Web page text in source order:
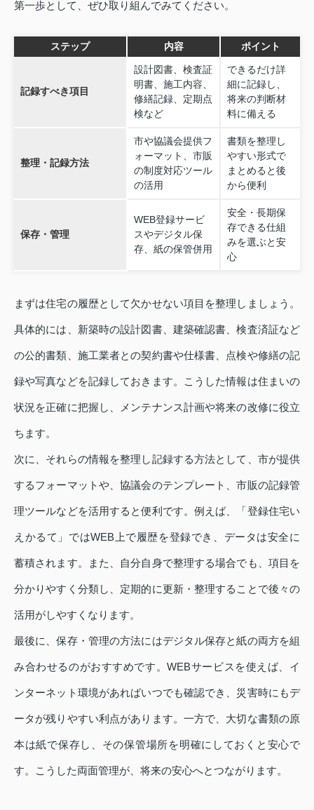
第一歩として、ぜひ取り組んでみてください。
ステップ 内容 ポイント
記録すべき項目
設計図書、検査証
明書、施工内容、
修繕記録、定期点
検など
できるだけ詳
細に記録し、
将来の判断材
料に備える
整理・記録方法
市や協議会提供フ
ォーマット、市販
の制度対応ツール
の活用
書類を整理し
やすい形式で
まとめると後
から便利
保存・管理
WEB登録サービ
スやデジタル保
存、紙の保管併用
安全・長期保
存できる仕組
みを選ぶと安
心
まずは住宅の履歴として欠かせない項目を整理しましょう。
具体的には、新築時の設計図書、建築確認書、検査済証など
の公的書類、施工業者との契約書や仕様書、点検や修繕の記
録や写真などを記録しておきます。こうした情報は住まいの
状況を正確に把握し、メンテナンス計画や将来の改修に役立
ちます。
次に、それらの情報を整理し記録する方法として、市が提供
するフォーマットや、協議会のテンプレート、市販の記録管
理ツールなどを活用すると便利です。例えば、「登録住宅い
えかるて」ではWEB上で履歴を登録でき、データは安全に
蓄積されます。また、自分自身で整理する場合でも、項目を
分かりやすく分類し、定期的に更新・整理することで後々の
活用がしやすくなります。
最後に、保存・管理の方法にはデジタル保存と紙の両方を組
み合わせるのがおすすめです。WEBサービスを使えば、イ
ンターネット環境があればいつでも確認でき、災害時にもデ
ータが残りやすい利点があります。一方で、大切な書類の原
本は紙で保存し、その保管場所を明確にしておくと安心で
す。こうした両面管理が、将来の安心へとつながります。